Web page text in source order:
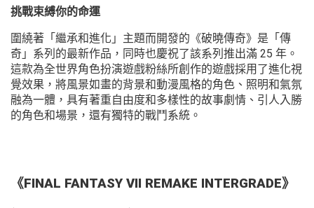
挑戰束縛你的命運
圍繞著「繼承和進化」主題而開發的《破曉傳奇》是「傳
奇」系列的最新作品，同時也慶祝了該系列推出滿 25 年。
這款為全世界角色扮演遊戲粉絲所創作的遊戲採用了進化視
覺效果，將風景如畫的背景和動漫風格的角色、照明和氣氛
融為一體，具有著重自由度和多樣性的故事劇情、引人入勝
的角色和場景，還有獨特的戰鬥系統。
《FINAL FANTASY VII REMAKE INTERGRADE》